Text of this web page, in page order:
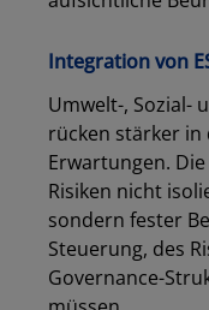
Integration von
Umwelt-, Sozial-
rücken stärker in
Erwartungen. Die
Risiken nicht
sondern fester
Steuerung, des
Governance-